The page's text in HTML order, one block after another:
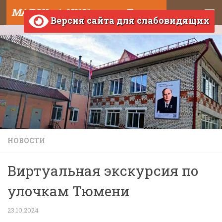
Skip to content МАДОУ д/с №121 города Тюмени
Версия сайта для слабовидящих
НОВОСТИ
Виртуальная экскурсия по
улочкам Тюмени
23.10.2024